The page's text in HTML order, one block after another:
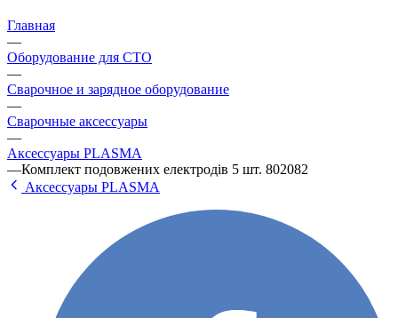
Главная
—
Оборудование для СТО
—
Сварочное и зарядное оборудование
—
Сварочные аксессуары
—
Аксессуары РLАSМА
—Комплект подовжених електродів 5 шт. 802082
Аксессуары РLАSМА